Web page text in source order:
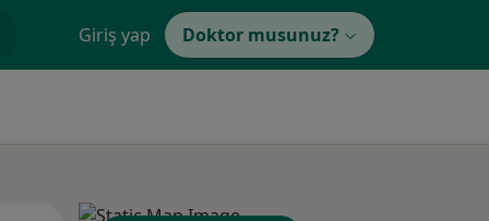
Giriş yap Doktor musunuz?